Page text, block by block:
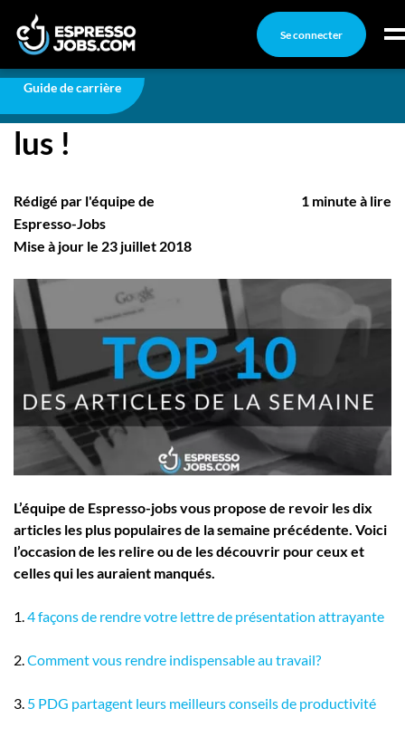
Se connecter
Connexion
Créez un compte
Recherchez un emploi
Compagnies
Ma boîte à outils
Conseils carrière
Nos chroniques
Inscrivez-vous à l'infolettre
Employeurs
Publiez une offre d'emploi
Guide de carrière
Carrière Top 10 des articles les plus lus !
Top 10 des articles les plus
lus !
Rédigé par l'équipe de
Espresso-Jobs
Mise à jour le 23 juillet 2018
1 minute à lire
L’équipe de Espresso-jobs vous propose de revoir les dix
articles les plus populaires de la semaine précédente. Voici
l’occasion de les relire ou de les découvrir pour ceux et
celles qui les auraient manqués.
1.4 façons de rendre votre lettre de présentation attrayante
2.Comment vous rendre indispensable au travail?
3. 5 PDG partagent leurs meilleurs conseils de productivité